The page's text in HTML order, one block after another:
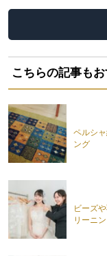
こちらの記事も
ペルシ
ング
ビーズ
リーニ